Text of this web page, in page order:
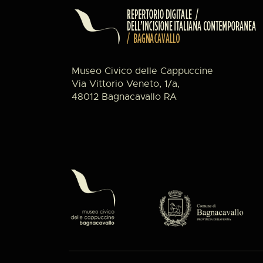
Museo Civico delle Cappuccine
Via Vittorio Veneto, 1/a,
48012 Bagnacavallo RA